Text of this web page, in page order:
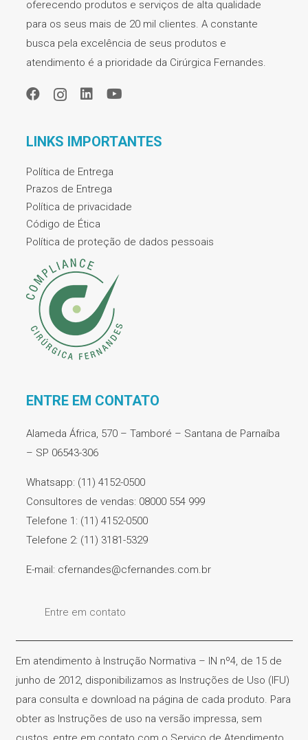
oferecendo produtos e serviços de alta qualidade
para os seus mais de 20 mil clientes. A constante
busca pela excelência de seus produtos e
atendimento é a prioridade da Cirúrgica Fernandes.
LINKS IMPORTANTES
Política de Entrega
Prazos de Entrega
Política de privacidade
Código de Ética
Política de proteção de dados pessoais
ENTRE EM CONTATO
Alameda África, 570 – Tamboré – Santana de Parnaíba
– SP 06543-306
Whatsapp: (11) 4152-0500
Consultores de vendas: 08000 554 999
Telefone 1: (11) 4152-0500
Telefone 2: (11) 3181-5329
E-mail: cfernandes@cfernandes.com.br
Entre em contato
Em atendimento à Instrução Normativa – IN nº4, de 15 de
junho de 2012, disponibilizamos as Instruções de Uso (IFU)
para consulta e download na página de cada produto. Para
obter as Instruções de uso na versão impressa, sem